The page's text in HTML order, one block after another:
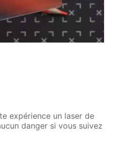
expérience un laser de
danger si vous suivez